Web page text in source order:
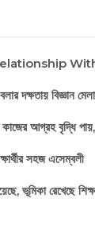
দক্ষতায় বিজ্ঞান
কাজের আগ্রহ
সহজ এসেম্বলী
ভূমিকা রেখেছে